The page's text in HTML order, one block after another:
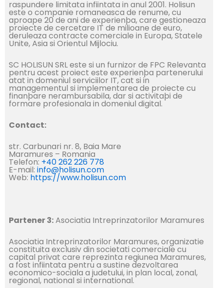
raspundere limitata infiintata in anul 2001. Holisun
este o companie romaneasca de renume, cu
aproape 20 de ani de experienþa, care gestioneaza
proiecte de cercetare IT de milioane de euro,
deruleaza contracte comerciale in Europa, Statele
Unite, Asia si Orientul Mijlociu.
SC HOLISUN SRL este si un furnizor de FPC Relevanta
pentru acest proiect este experienþa partenerului
atat in domeniul serviciilor IT, cat si in
managementul si implementarea de proiecte cu
finanþare nerambursabila, dar si activitaþi de
formare profesionala in domeniul digital.
Contact:
str. Carbunari nr. 8, Baia Mare
Maramures – Romania
Telefon: +40 262 226 778
E-mail: info@holisun.com
Web: https://www.holisun.com
Partener 3:Asociatia Intreprinzatorilor Maramures
Asociatia Intreprinzatorilor Maramures, organizatie
constituita exclusiv din societati comerciale cu
capital privat care reprezinta regiunea Maramures,
a fost infiintata pentru a sustine dezvoltarea
economico-sociala a judetului, in plan local, zonal,
regional, national si international.